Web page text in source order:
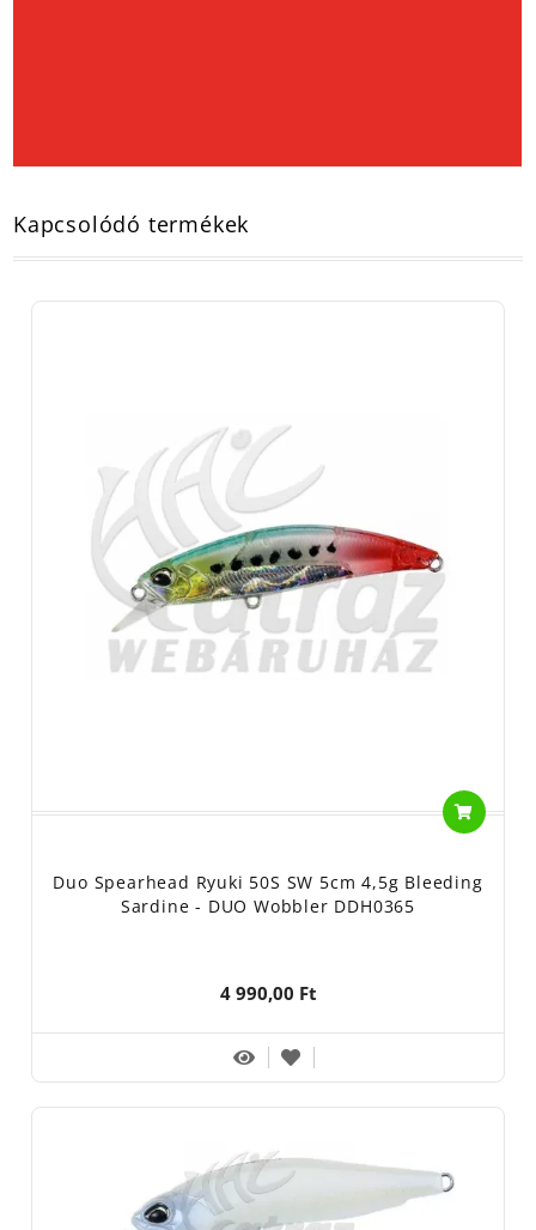
Kapcsolódó termékek
Duo Spearhead Ryuki 50S SW 5cm 4,5g Bleeding
Sardine - DUO Wobbler DDH0365
4 990,00 Ft